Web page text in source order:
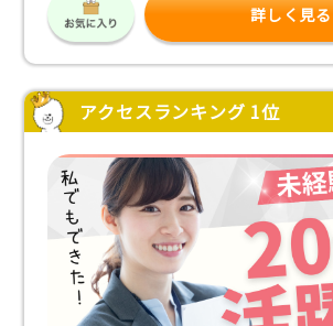
詳しく見る
アクセスランキング 1位